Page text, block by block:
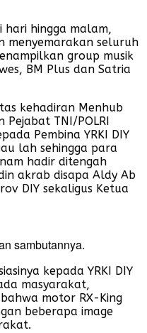
hari hingga malam,
menyemarakan seluruh
group musik
BM Plus dan Satria
kehadiran Menhub
TNI/POLRI
Pembina YRKI DIY
lah sehingga para
hadir ditengah
akrab disapa Aldy Ab
DIY sekaligus Ketua
sambutannya.
kepada YRKI DIY
masyarakat,
motor RX-King
beberapa image